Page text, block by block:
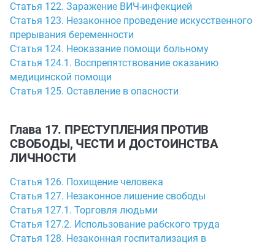
Статья 122. Заражение ВИЧ-инфекцией
Статья 123. Незаконное проведение искусственного
прерывания беременности
Статья 124. Неоказание помощи больному
Статья 124.1. Воспрепятствование оказанию
медицинской помощи
Статья 125. Оставление в опасности
Глава 17. ПРЕСТУПЛЕНИЯ ПРОТИВ
СВОБОДЫ, ЧЕСТИ И ДОСТОИНСТВА
ЛИЧНОСТИ
Статья 126. Похищение человека
Статья 127. Незаконное лишение свободы
Статья 127.1. Торговля людьми
Статья 127.2. Использование рабского труда
Статья 128. Незаконная госпитализация в